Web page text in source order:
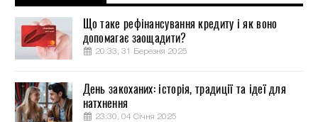
Що таке рефінансування кредиту і як воно
допомагає заощадити?
20:33, 31 Березня 2025
День закоханих: історія, традиції та ідеї для
натхнення
23:30, 04 Січня 2025